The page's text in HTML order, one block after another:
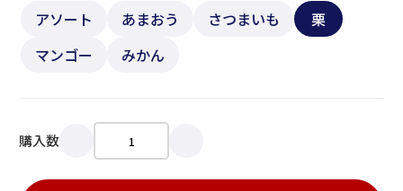
アソート あまおう さつまいも
栗
マンゴー
みかん
購入数